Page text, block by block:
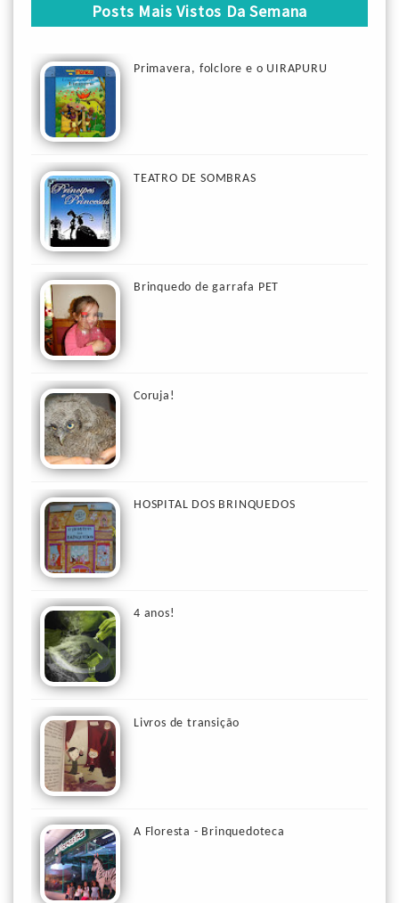
Posts Mais Vistos Da Semana
Primavera, folclore e o UIRAPURU
TEATRO DE SOMBRAS
Brinquedo de garrafa PET
Coruja!
HOSPITAL DOS BRINQUEDOS
4 anos!
Livros de transição
A Floresta - Brinquedoteca